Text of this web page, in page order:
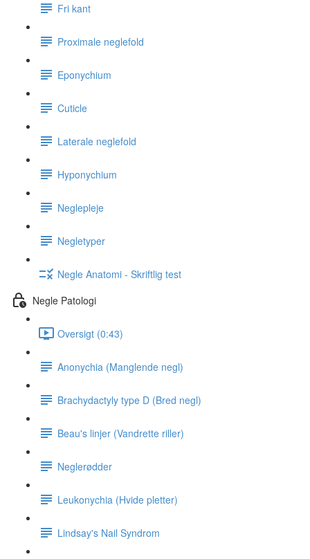
Fri kant
Proximale neglefold
Eponychium
Cuticle
Laterale neglefold
Hyponychium
Neglepleje
Negletyper
Negle Anatomi - Skriftlig test
Negle Patologi
Oversigt (0:43)
Anonychia (Manglende negl)
Brachydactyly type D (Bred negl)
Beau's linjer (Vandrette riller)
Neglerødder
Leukonychia (Hvide pletter)
Lindsay's Nail Syndrom